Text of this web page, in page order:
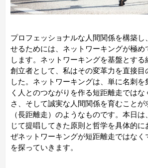
プロフェッショナルな人間関係を構築し
せるためには、ネットワーキングが極め
します。ネットワーキングを基盤とす
創立者として、私はその変革力を直接目
した。ネットワーキングは、単に名刺
く人とのつながりを作る短距離走では
さ、そして誠実な人間関係を育むこと
（長距離走）のようなものです。本日
じて提唱してきた原則と哲学を具体的
ぜネットワーキングが短距離走ではな
を探っていきます。